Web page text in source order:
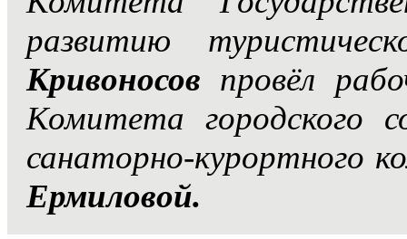
развитию
Кривоносов провёл
Комитета городского
санаторно-курортного
Ермиловой.